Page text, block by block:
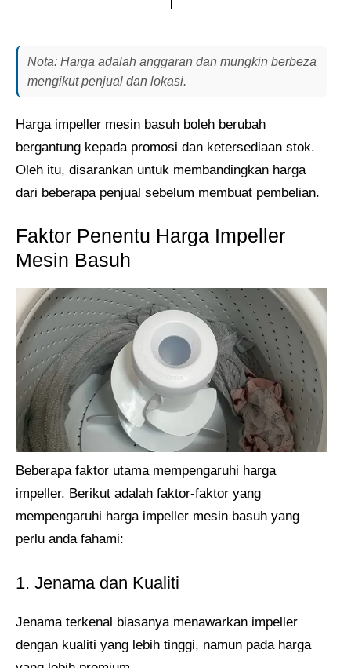
Nota: Harga adalah anggaran dan mungkin berbeza
mengikut penjual dan lokasi.
Harga impeller mesin basuh boleh berubah
bergantung kepada promosi dan ketersediaan stok.
Oleh itu, disarankan untuk membandingkan harga
dari beberapa penjual sebelum membuat pembelian.
Faktor Penentu Harga Impeller
Mesin Basuh
Beberapa faktor utama mempengaruhi harga
impeller. Berikut adalah faktor-faktor yang
mempengaruhi harga impeller mesin basuh yang
perlu anda fahami:
1. Jenama dan Kualiti
Jenama terkenal biasanya menawarkan impeller
dengan kualiti yang lebih tinggi, namun pada harga